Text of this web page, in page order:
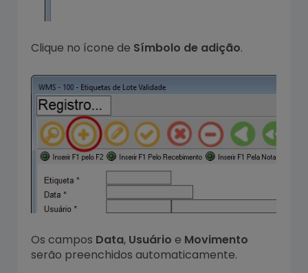
Clique no ícone de Símbolo de adição.
Os campos Data, Usuário e Movimento
serão preenchidos automaticamente.